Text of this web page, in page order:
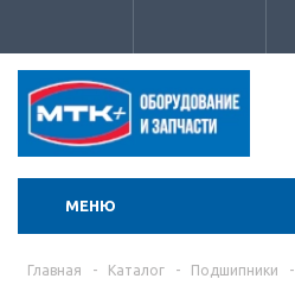
МЕНЮ
Главная - Каталог - Подшипники -